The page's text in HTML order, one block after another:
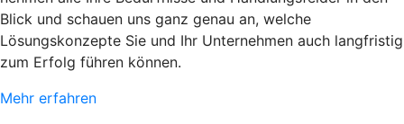
Blick und schauen uns ganz genau an, welche
Lösungskonzepte Sie und Ihr Unternehmen auch langfristig
zum Erfolg führen können.
Mehr erfahren